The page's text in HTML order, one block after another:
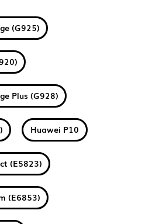
(G925)
Plus (G928)
Huawei P10
(E5823)
(E6853)